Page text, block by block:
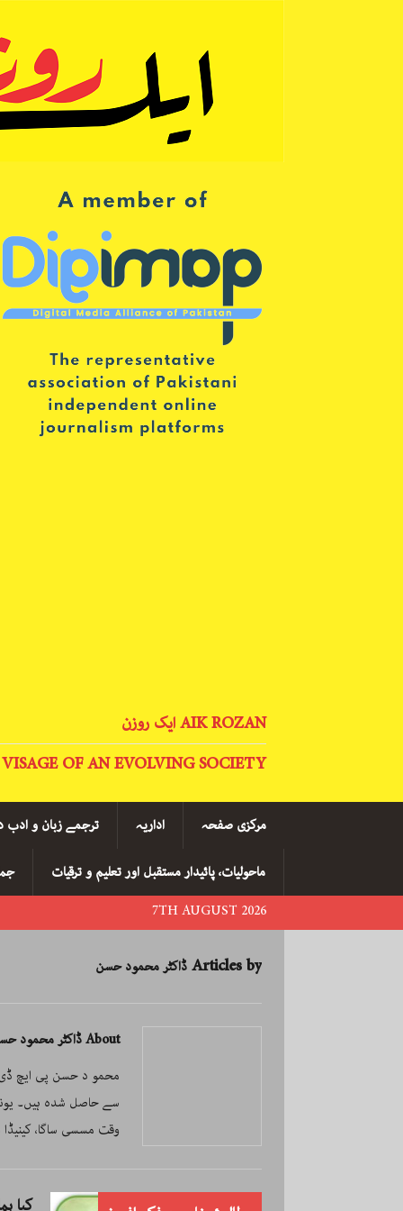
AIK ROZAN ایک روزن
OF AN EVOLVING SOCIETY
مرکزی صفحہ اداریہ ترجمے زبان و ادب
ماحولیات، پائیدار مستقبل اور تعلیم و ترقیات
7TH AUGUST 2026
Articles by ڈاکٹر محمود حسن
About ڈاکٹر محمود حسن
محمو د حسن پی ایچ ڈی
سے حاصل شدہ ہیں۔
وقت مسسی ساگا،
کیا